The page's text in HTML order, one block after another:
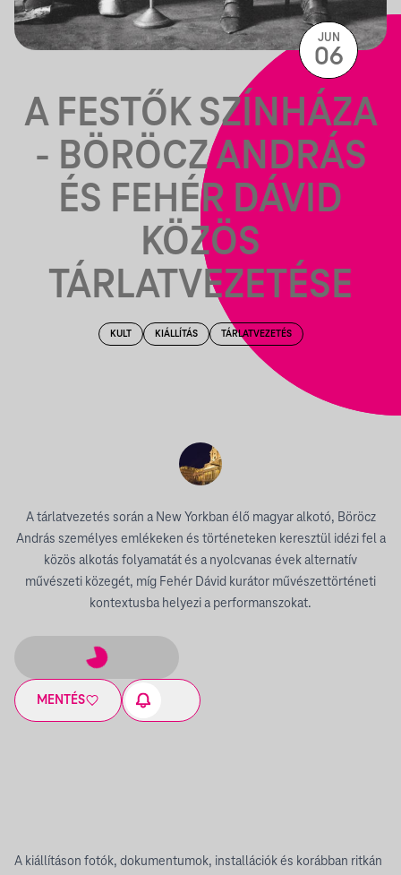
A FESTŐK SZÍNHÁZA
- BÖRÖCZ ANDRÁS
ÉS FEHÉR DÁVID
KÖZÖS
TÁRLATVEZETÉSE
KULT KIÁLLÍTÁS TÁRLATVEZETÉS
A tárlatvezetés során a New Yorkban élő magyar alkotó, Böröcz
András személyes emlékeken és történeteken keresztül idézi fel a
közös alkotás folyamatát és a nyolcvanas évek alternatív
művészeti közegét, míg Fehér Dávid kurátor művészettörténeti
kontextusba helyezi a performanszokat.
MENTÉS
JUN
06
A kiállításon fotók, dokumentumok, installációk és korábban ritkán